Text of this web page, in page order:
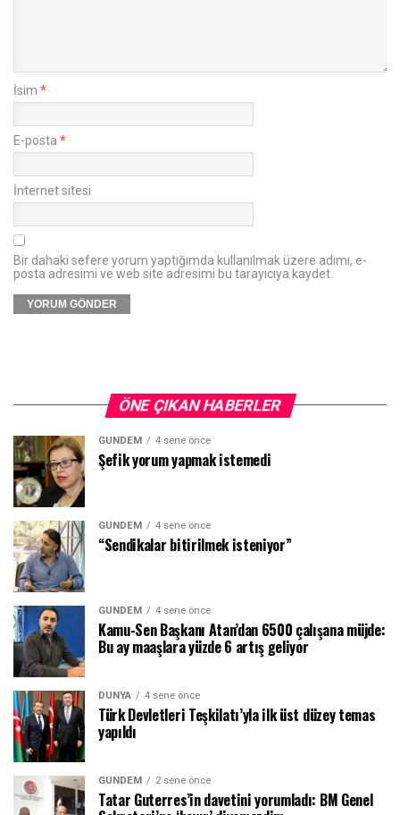
İsim *
E-posta *
İnternet sitesi
Bir dahaki sefere yorum yaptığımda kullanılmak üzere adımı, e-
posta adresimi ve web site adresimi bu tarayıcıya kaydet.
ÖNE ÇIKAN HABERLER
GÜNDEM 4 sene önce
Şefik yorum yapmak istemedi
GÜNDEM 4 sene önce
“Sendikalar bitirilmek isteniyor”
GÜNDEM 4 sene önce
Kamu-Sen Başkanı Atan’dan 6500 çalışana müjde:
Bu ay maaşlara yüzde 6 artış geliyor
DÜNYA 4 sene önce
Türk Devletleri Teşkilatı’yla ilk üst düzey temas
yapıldı
GÜNDEM 2 sene önce
Tatar Guterres’in davetini yorumladı: BM Genel